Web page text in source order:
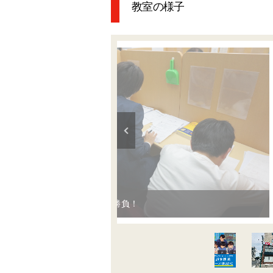
教室の様子
授業は１分１秒が真剣勝負！